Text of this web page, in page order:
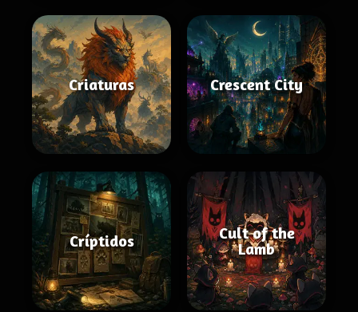
Criaturas Crescent City
Críptidos
Cult of the
Lamb